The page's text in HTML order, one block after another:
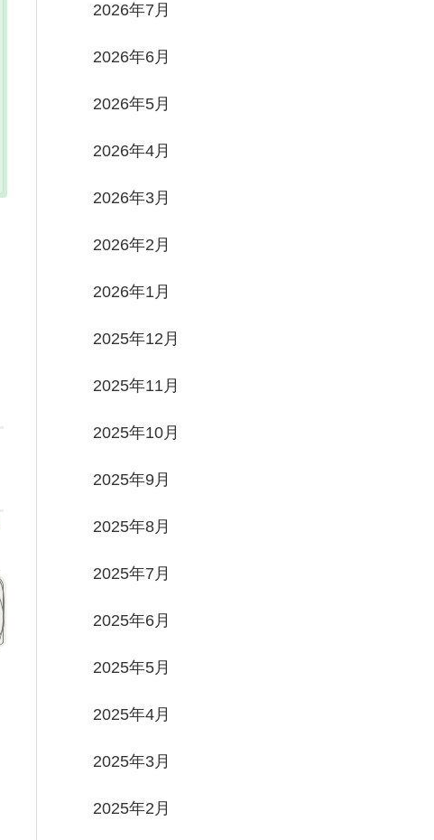
2026年7月
2026年6月
2026年5月
2026年4月
2026年3月
2026年2月
2026年1月
2025年12月
2025年11月
2025年10月
2025年9月
2025年8月
2025年7月
2025年6月
2025年5月
2025年4月
2025年3月
2025年2月